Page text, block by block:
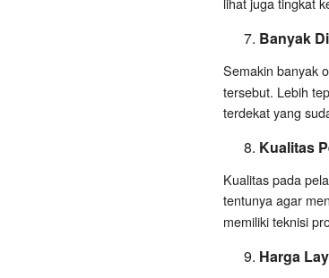
Banyak
Semakin banyak
tersebut. Lebih
terdekat yang
Kualitas
Kualitas pada
tentunya agar
memiliki teknisi
Harga